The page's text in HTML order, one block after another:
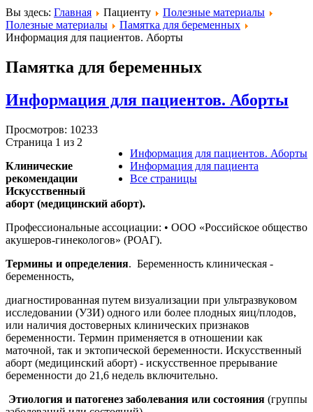
Вы здесь: Главная Пациенту
Полезные материалы
Полезные материалы
Памятка для беременных
Информация для пациентов. Аборты
Памятка для беременных
Информация для пациентов. Аборты
Просмотров: 10233
Информация для пациентов. Аборты
Информация для пациента
Все страницы
Страница 1 из 2
Клинические
рекомендации
Искусственный
аборт (медицинский аборт).
Профессиональные ассоциации: • ООО «Российское общество
акушеров-гинекологов» (РОАГ).
Термины и определения. Беременность клиническая -
беременность,
диагностированная путем визуализации при ультразвуковом
исследовании (УЗИ) одного или более плодных яиц/плодов,
или наличия достоверных клинических признаков
беременности. Термин применяется в отношении как
маточной, так и эктопической беременности. Искусственный
аборт (медицинский аборт) - искусственное прерывание
беременности до 21,6 недель включительно.
Этиология и патогенез заболевания или состояния (группы